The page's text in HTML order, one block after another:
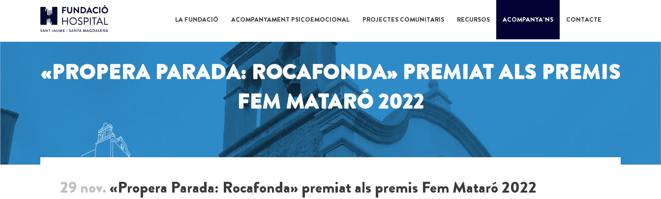
LA FUNDACIÓ ACOMPANYAMENT PSICOEMOCIONAL PROJECTES COMUNITARIS RECURSOS ACOMPANYA’NS CONTACTE
«PROPERA PARADA: ROCAFONDA» PREMIAT ALS PREMIS
FEM MATARÓ 2022
29 nov.«Propera Parada: Rocafonda» premiat als premis Fem Mataró 2022